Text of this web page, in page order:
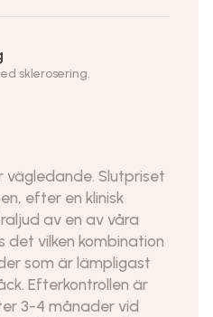
sklerosering.
vägledande. Slutpriset
efter en klinisk
av en av våra
det vilken kombination
som är lämpligast
Efterkontrollen är
3-4 månader vid